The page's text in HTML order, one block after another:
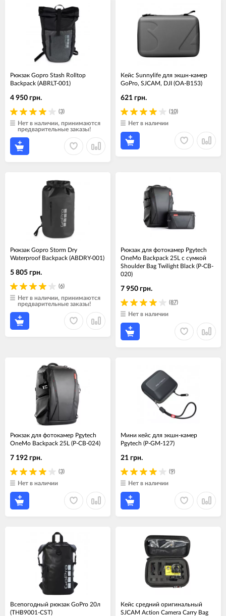
Рюкзак Gopro Stash Rolltop
Backpack (ABRLT-001)
(3)
4 950 грн.
Нет в наличии, принимаются
предварительные заказы!
Кейс Sunnylife для экшн-камер
GoPro, SJCAM, DJI (OA-B153)
(10)
621 грн.
Нет в наличии
Рюкзак Gopro Storm Dry
Waterproof Backpack (ABDRY-001)
(6)
5 805 грн.
Нет в наличии, принимаются
предварительные заказы!
Рюкзак для фотокамер Pgytech
OneMo Backpack 25L с сумкой
Shoulder Bag Twilight Black (P-CB-
020)
(87)
7 950 грн.
Нет в наличии
Рюкзак для фотокамер Pgytech
OneMo Backpack 25L (P-CB-024)
(3)
7 192 грн.
Нет в наличии
Мини кейс для экшн-камер
Pgytech (P-GM-127)
(9)
21 грн.
Нет в наличии
Всепогодный рюкзак GoPro 20л
(THB9001-CST)
Кейс средний оригинальный
SJCAM Action Camera Carry Bag